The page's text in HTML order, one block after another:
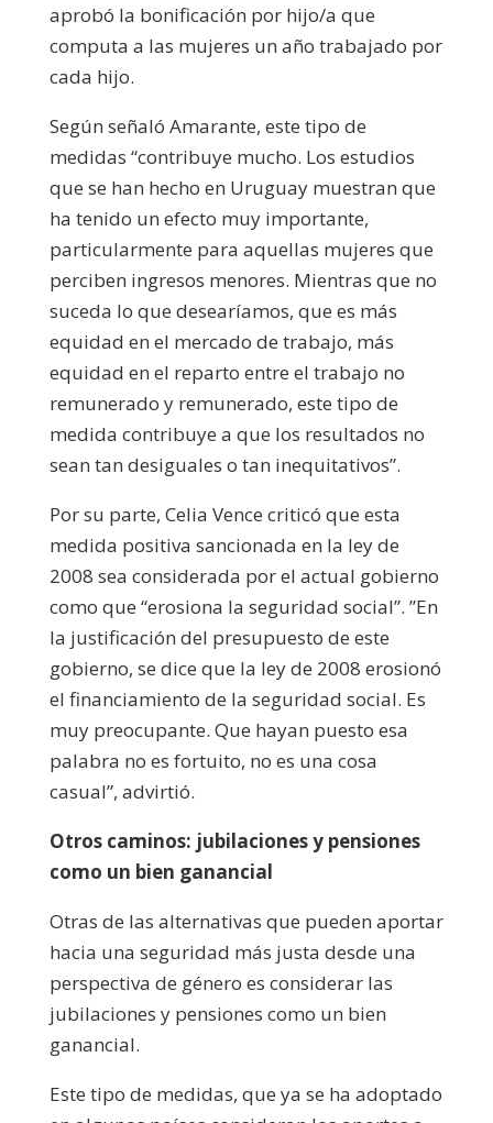
aprobó la bonificación por hijo/a que
computa a las mujeres un año trabajado por
cada hijo.
Según señaló Amarante, este tipo de
medidas “contribuye mucho. Los estudios
que se han hecho en Uruguay muestran que
ha tenido un efecto muy importante,
particularmente para aquellas mujeres que
perciben ingresos menores. Mientras que no
suceda lo que desearíamos, que es más
equidad en el mercado de trabajo, más
equidad en el reparto entre el trabajo no
remunerado y remunerado, este tipo de
medida contribuye a que los resultados no
sean tan desiguales o tan inequitativos”.
Por su parte, Celia Vence criticó que esta
medida positiva sancionada en la ley de
2008 sea considerada por el actual gobierno
como que “erosiona la seguridad social”. ”En
la justificación del presupuesto de este
gobierno, se dice que la ley de 2008 erosionó
el financiamiento de la seguridad social. Es
muy preocupante. Que hayan puesto esa
palabra no es fortuito, no es una cosa
casual”, advirtió.
Otros caminos: jubilaciones y pensiones
como un bien ganancial
Otras de las alternativas que pueden aportar
hacia una seguridad más justa desde una
perspectiva de género es considerar las
jubilaciones y pensiones como un bien
ganancial.
Este tipo de medidas, que ya se ha adoptado